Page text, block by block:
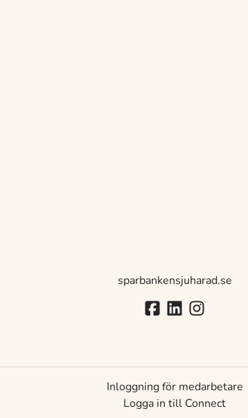
sparbankensjuharad.se
Inloggning för medarbetare
Logga in till Connect